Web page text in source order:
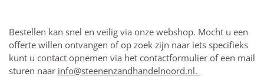
Bestellen kan snel en veilig via onze webshop. Mocht u een
offerte willen ontvangen of op zoek zijn naar iets specifieks
kunt u contact opnemen via het contactformulier of een mail
sturen naar info@steenenzandhandelnoord.nl.